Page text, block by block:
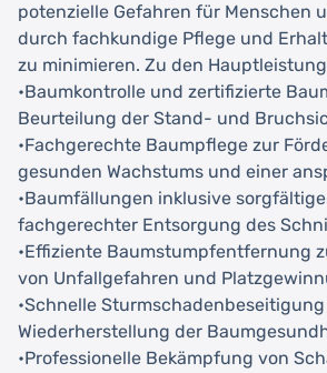
potenzielle Gefahren für Menschen
durch fachkundige Pflege und
zu minimieren. Zu den
•Baumkontrolle und zertifizierte
Beurteilung der Stand- und
•Fachgerechte Baumpflege zur
gesunden Wachstums und einer
•Baumfällungen inklusive
fachgerechter Entsorgung des
•Effiziente Baumstumpfentfernung
von Unfallgefahren und
•Schnelle
Wiederherstellung der
•Professionelle Bekämpfung von